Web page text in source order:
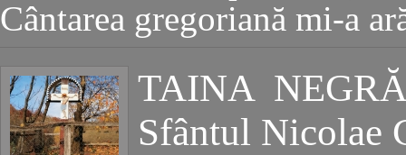
Cântarea gregoriană mi-a
TAINA
Sfântul Nicolae